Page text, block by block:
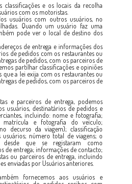
classificações e os locais da recolha
com os motoristas.
usuários com outros usuários, no
Quando um usuário faz uma
pode ver o local de destino dos
de entrega e informações dos
de pedidos com os restaurantes ou
de pedidos, com os parceiros de
partilhar classificações e opiniões
a lei exija com os restaurantes ou
de pedidos, com os parceiros de
e parceiros de entrega, podemos
usuários, destinatários de pedidos e
incluindo: nome e fotografia;
matrícula e fotografia do veículo;
decurso da viagem); classificação
número total de viagens; o
desde que se registaram como
de entrega; informações de contacto;
ou parceiros de entrega, incluindo
enviadas por Usuários anteriores.
fornecemos aos usuários e